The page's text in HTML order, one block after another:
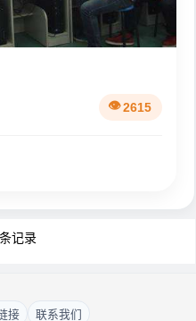
2615
条记录
接 联系我们